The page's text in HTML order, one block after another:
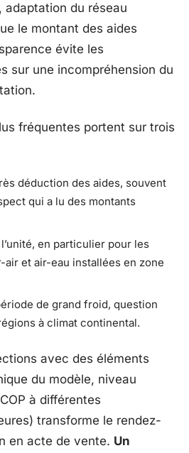
adaptation du réseau
le montant des aides
évite les
sur une incompréhension du
fréquentes portent sur trois
déduction des aides, souvent
qui a lu des montants
en particulier pour les
air et air-eau installées en zone
de grand froid, question
à climat continental.
avec des éléments
du modèle, niveau
à différentes
transforme le rendez-
en acte de vente. Un